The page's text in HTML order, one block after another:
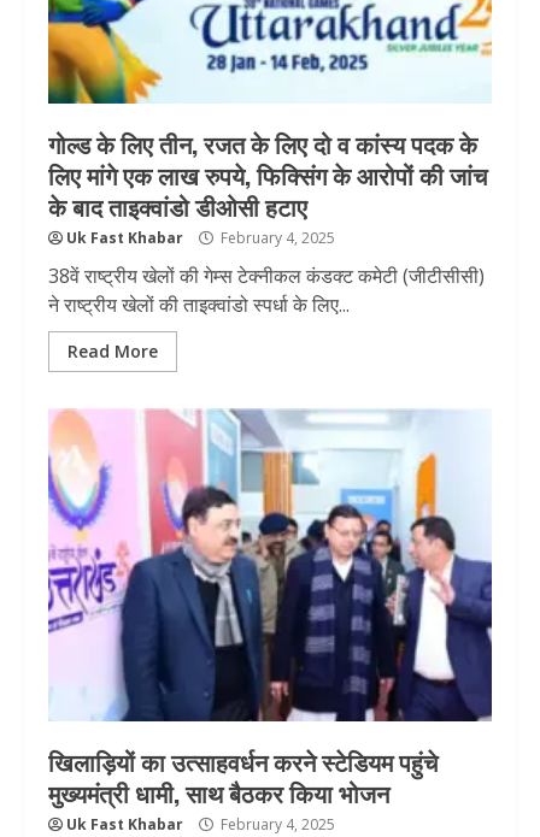
गोल्ड के लिए तीन, रजत के लिए दो व कांस्य पदक के
लिए मांगे एक लाख रुपये, फिक्सिंग के आरोपों की जांच
के बाद ताइक्वांडो डीओसी हटाए
Uk Fast Khabar February 4, 2025
38वें राष्ट्रीय खेलों की गेम्स टेक्नीकल कंडक्ट कमेटी (जीटीसीसी)
ने राष्ट्रीय खेलों की ताइक्वांडो स्पर्धा के लिए...
Read More
खिलाड़ियों का उत्साहवर्धन करने स्टेडियम पहुंचे
मुख्यमंत्री धामी, साथ बैठकर किया भोजन
Uk Fast Khabar February 4, 2025